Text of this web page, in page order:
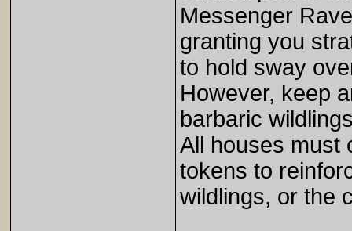
Messenger
granting you
to hold sway
However, keep
barbaric
All houses must
tokens to
wildlings, or the